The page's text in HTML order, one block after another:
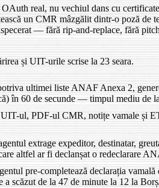
real, nu vechiul dans cu
un CMR mâzgălit dintr-o poză de
— fără rip-and-replace, fără
și UIT-urile scrise la 23 seara.
ultimei liste ANAF Anexa 2,
în 60 de secunde — timpul mediu de
ul, PDF-ul CMR, notițe vamale și
extrage expeditor, destinatar,
altfel ar fi declanșat o redeclarare
pre-completează declarația
scăzut de la 47 de minute la 12 la